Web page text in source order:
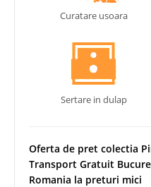
Curatare usoara
Sertare in dulap
Oferta de pret colectia
Transport Gratuit
Romania la preturi mici